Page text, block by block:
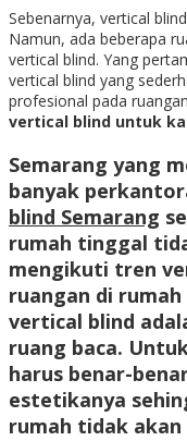
Sebenarnya, vertical
Namun, ada beberapa
vertical blind. Yang
vertical blind yang
profesional pada
vertical blind untuk
Semarang yang
banyak
blind Semarang
rumah tinggal
mengikuti tren
ruangan di
vertical blind
ruang baca.
harus benar-
estetikanya
rumah tidak